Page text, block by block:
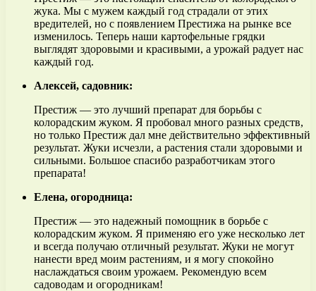
жука. Мы с мужем каждый год страдали от этих
вредителей, но с появлением Престижа на рынке все
изменилось. Теперь наши картофельные грядки
выглядят здоровыми и красивыми, а урожай радует нас
каждый год.
Алексей, садовник:
Престиж — это лучший препарат для борьбы с
колорадским жуком. Я пробовал много разных средств,
но только Престиж дал мне действительно эффективный
результат. Жуки исчезли, а растения стали здоровыми и
сильными. Большое спасибо разработчикам этого
препарата!
Елена, огородница:
Престиж — это надежный помощник в борьбе с
колорадским жуком. Я применяю его уже несколько лет
и всегда получаю отличный результат. Жуки не могут
нанести вред моим растениям, и я могу спокойно
наслаждаться своим урожаем. Рекомендую всем
садоводам и огородникам!